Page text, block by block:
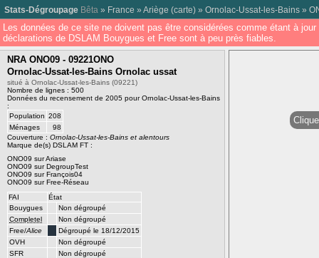
Stats-Dégroupage Bêta » France » Ariège (carte) » Ornolac-Ussat-les-Bains »
Les données de ce site ne doivent pas être considérées comme étant à
déclarations de DSLAM Bouygues et Free sont à peu près fiables.
NRA ONO09 - 09221ONO
Ornolac-Ussat-les-Bains Ornolac ussat
situé à Ornolac-Ussat-les-Bains (09221)
Nombre de lignes : 500
Données du recensement de 2005 pour Ornolac-Ussat-les-Bains
:
Population 208
Ménages
98
Couverture : Ornolac-Ussat-les-Bains et alentours
Marque de(s) DSLAM FT :
ONO09 sur Ariase
ONO09 sur DegroupTest
ONO09 sur François04
ONO09 sur Free-Réseau
FAI
État
Bouygues
Non dégroupé
Completel
Non dégroupé
Free/Alice
Dégroupé le 18/12/2015
OVH
Non dégroupé
SFR
Non dégroupé